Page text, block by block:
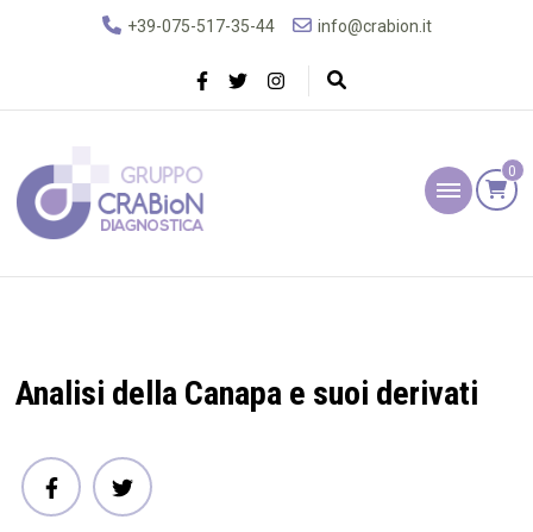
+39-075-517-35-44 info@crabion.it
Gruppo Crabion
0
Analisi della Canapa e suoi derivati